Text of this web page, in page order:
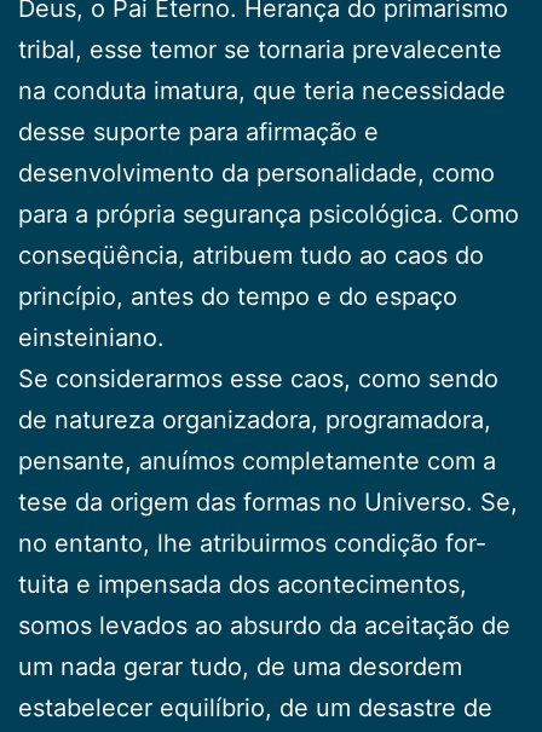
Deus, o Pai Eter­no. Herança do primarismo
tribal, esse temor se torna­ria prevalecente
na conduta imatura, que teria necessi­dade
desse suporte para afirmação e
desenvolvimento da personalidade, como
para a própria segurança psi­cológica. Como
conseqüência, atribuem tudo ao caos do
princípio, antes do tempo e do espaço
einsteiniano.
Se considerarmos esse caos, como sendo
de natu­reza organizadora, programadora,
pensante, anuímos completamente com a
tese da origem das formas no Universo. Se,
no entanto, lhe atribuirmos condição for­
tuita e impensada dos acontecimentos,
somos levados ao absurdo da aceitação de
um nada gerar tudo, de uma desordem
estabelecer equilíbrio, de um desastre de